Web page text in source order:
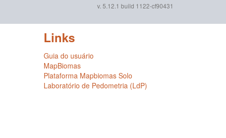
v. 5.12.1 build 1122-cf90431
Links
Guia do usuário
MapBiomas
Plataforma Mapbiomas Solo
Laboratório de Pedometria (LdP)